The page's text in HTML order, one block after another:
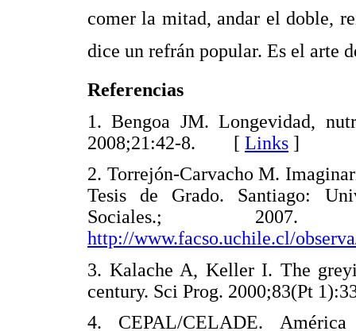
comer la mitad, andar el doble,
dice un refrán popular. Es el arte
Referencias
1. Bengoa JM. Longevidad,
2008;21:42-8. [ Links ]
2. Torrejón-Carvacho M.
Tesis de Grado. Santiago:
Sociales.;
http://www.facso.uchile.cl/
3. Kalache A, Keller I. The
century. Sci Prog. 2000;83(Pt
4. CEPAL/CELADE.